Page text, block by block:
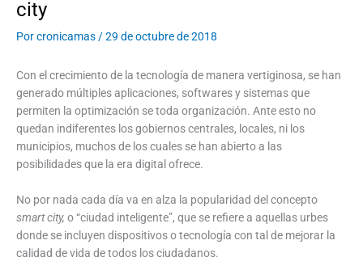
city
Porcronicamas /29 de octubre de 2018
Con el crecimiento de la tecnología de manera vertiginosa, se han
generado múltiples aplicaciones, softwares y sistemas que
permiten la optimización se toda organización. Ante esto no
quedan indiferentes los gobiernos centrales, locales, ni los
municipios, muchos de los cuales se han abierto a las
posibilidades que la era digital ofrece.
No por nada cada día va en alza la popularidad del concepto
smart city, o “ciudad inteligente”, que se refiere a aquellas urbes
donde se incluyen dispositivos o tecnología con tal de mejorar la
calidad de vida de todos los ciudadanos.